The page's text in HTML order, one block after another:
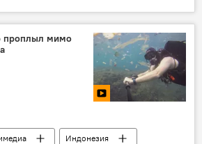
Конфликт Литвы и Белоруссии из-за строительства АЭС
Саулюс Сквернялис
проплыл мимо
Индонезия